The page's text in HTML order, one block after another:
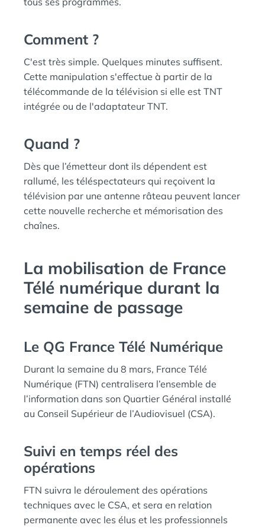
Comment ?
C'est très simple. Quelques minutes suffisent.
Cette manipulation s'effectue à partir de la
télécommande de la télévision si elle est TNT
intégrée ou de l'adaptateur TNT.
Quand ?
Dès que l’émetteur dont ils dépendent est
rallumé, les téléspectateurs qui reçoivent la
télévision par une antenne râteau peuvent lancer
cette nouvelle recherche et mémorisation des
chaînes.
La mobilisation de France
Télé numérique durant la
semaine de passage
Le QG France Télé Numérique
Durant la semaine du 8 mars, France Télé
Numérique (FTN) centralisera l’ensemble de
l’information dans son Quartier Général installé
au Conseil Supérieur de l’Audiovisuel (CSA).
Suivi en temps réel des
opérations
FTN suivra le déroulement des opérations
techniques avec le CSA, et sera en relation
permanente avec les élus et les professionnels